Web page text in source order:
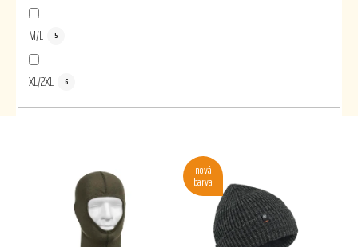
M/L 5
XL/2XL 6
nová
barva